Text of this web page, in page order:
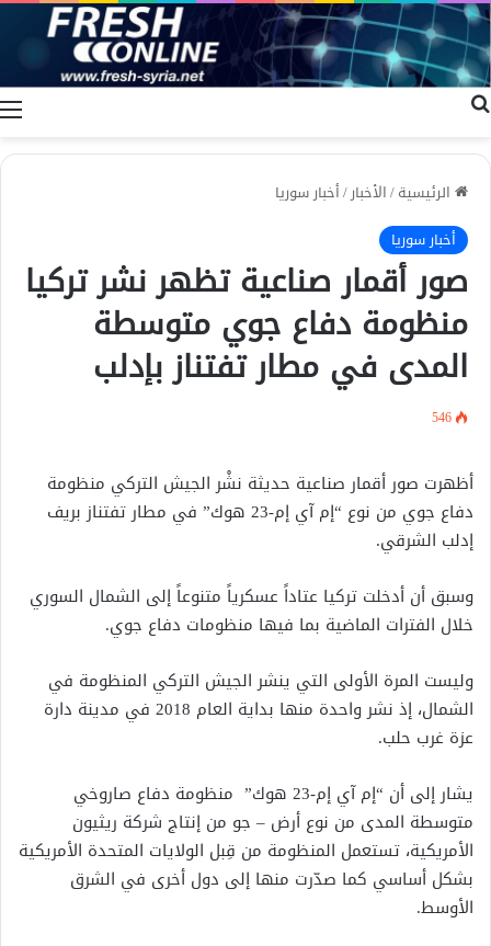
الرئيسية/الأخبار/أخبار سوريا
أخبار سوريا
صور أقمار صناعية تظهر نشر تركيا
منظومة دفاع جوي متوسطة
المدى في مطار تفتناز بإدلب
546
أظهرت صور أقمار صناعية حديثة نشْر الجيش التركي منظومة
دفاع جوي من نوع “إم آي إم-23 هوك” في مطار تفتناز بريف
إدلب الشرقي.
وسبق أن أدخلت تركيا عتاداً عسكرياً متنوعاً إلى الشمال السوري
خلال الفترات الماضية بما فيها منظومات دفاع جوي.
وليست المرة الأولى التي ينشر الجيش التركي المنظومة في
الشمال، إذ نشر واحدة منها بداية العام 2018 في مدينة دارة
عزة غرب حلب.
يشار إلى أن “إم آي إم-23 هوك” ‏ منظومة دفاع صاروخي
متوسطة المدى من نوع أرض – جو من إنتاج شركة ريثيون
الأمريكية، تستعمل المنظومة من قِبل الولايات المتحدة الأمريكية
بشكل أساسي كما صدّرت منها إلى دول أخرى في الشرق
الأوسط.